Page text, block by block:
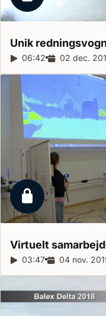
Unik
Reportagelængde:
06:42 02 dec.
Låst reportage
Virtuelt
Reportagelængde:
03:47 04 nov.